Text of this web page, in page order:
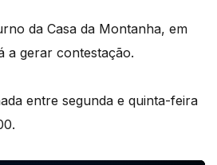
da Casa da Montanha, em
a gerar contestação.
entre segunda e quinta-feira